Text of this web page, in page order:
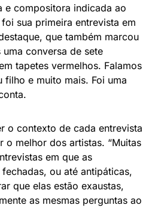
e compositora indicada ao
sua primeira entrevista em
que também marcou
conversa de sete
tapetes vermelhos. Falamos
filho e muito mais. Foi uma
o contexto de cada entrevista
o melhor dos artistas. “Muitas
em que as
ou até antipáticas,
que elas estão exaustas,
as mesmas perguntas ao